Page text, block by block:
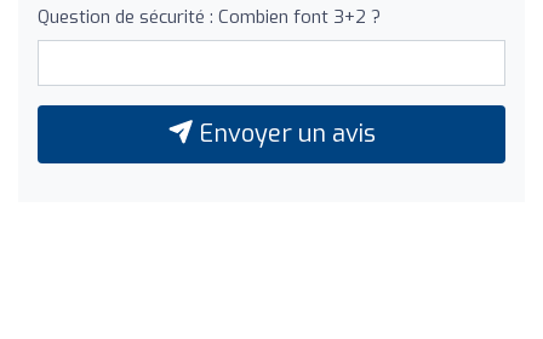
Question de sécurité : Combien font 3+2 ?
Envoyer un avis